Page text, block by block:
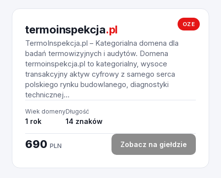
OZE
termoinspekcja.pl
TermoInspekcja.pl – Kategorialna domena dla
badań termowizyjnych i audytów. Domena
termoinspekcja.pl to kategorialny, wysoce
transakcyjny aktyw cyfrowy z samego serca
polskiego rynku budowlanego, diagnostyki
technicznej...
Wiek domeny
1 rok
Długość
14 znaków
690 PLN Zobacz na giełdzie